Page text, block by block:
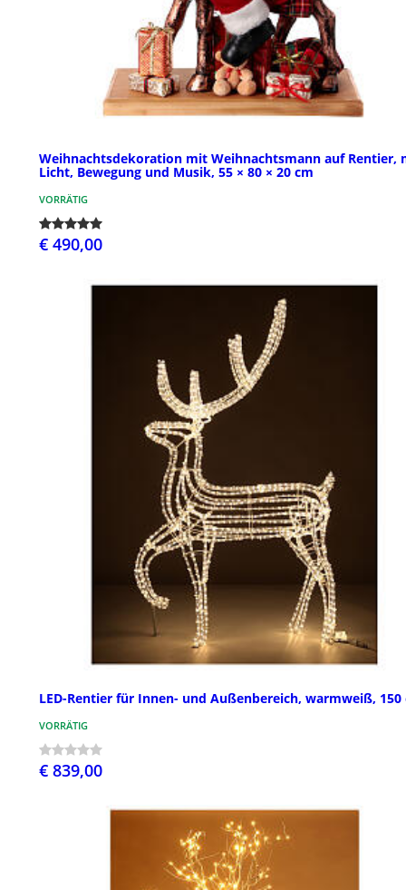
Weihnachtsdekoration mit Weihnachtsmann auf Rentier,
Licht, Bewegung und Musik, 55 × 80 × 20 cm
VORRÄTIG
€ 490,00
LED-Rentier für Innen- und Außenbereich, warmweiß, 150
VORRÄTIG
€ 839,00